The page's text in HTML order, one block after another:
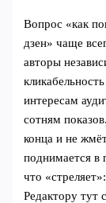
Вопрос «как
дзен» чаще
авторы
интересам
сотням
конца и не
поднимается в
что
Редактору тут